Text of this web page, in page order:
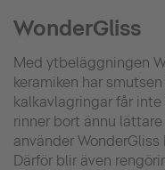
WonderGliss
Med ytbeläggningen
keramiken har
kalkavlagringar får
rinner bort ännu
använder
Därför blir även